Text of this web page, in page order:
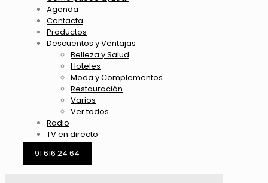
Agenda
Contacta
Productos
Descuentos y Ventajas
Belleza y Salud
Hoteles
Moda y Complementos
Restauración
Varios
Ver todos
Radio
TV en directo
91 616 24 64